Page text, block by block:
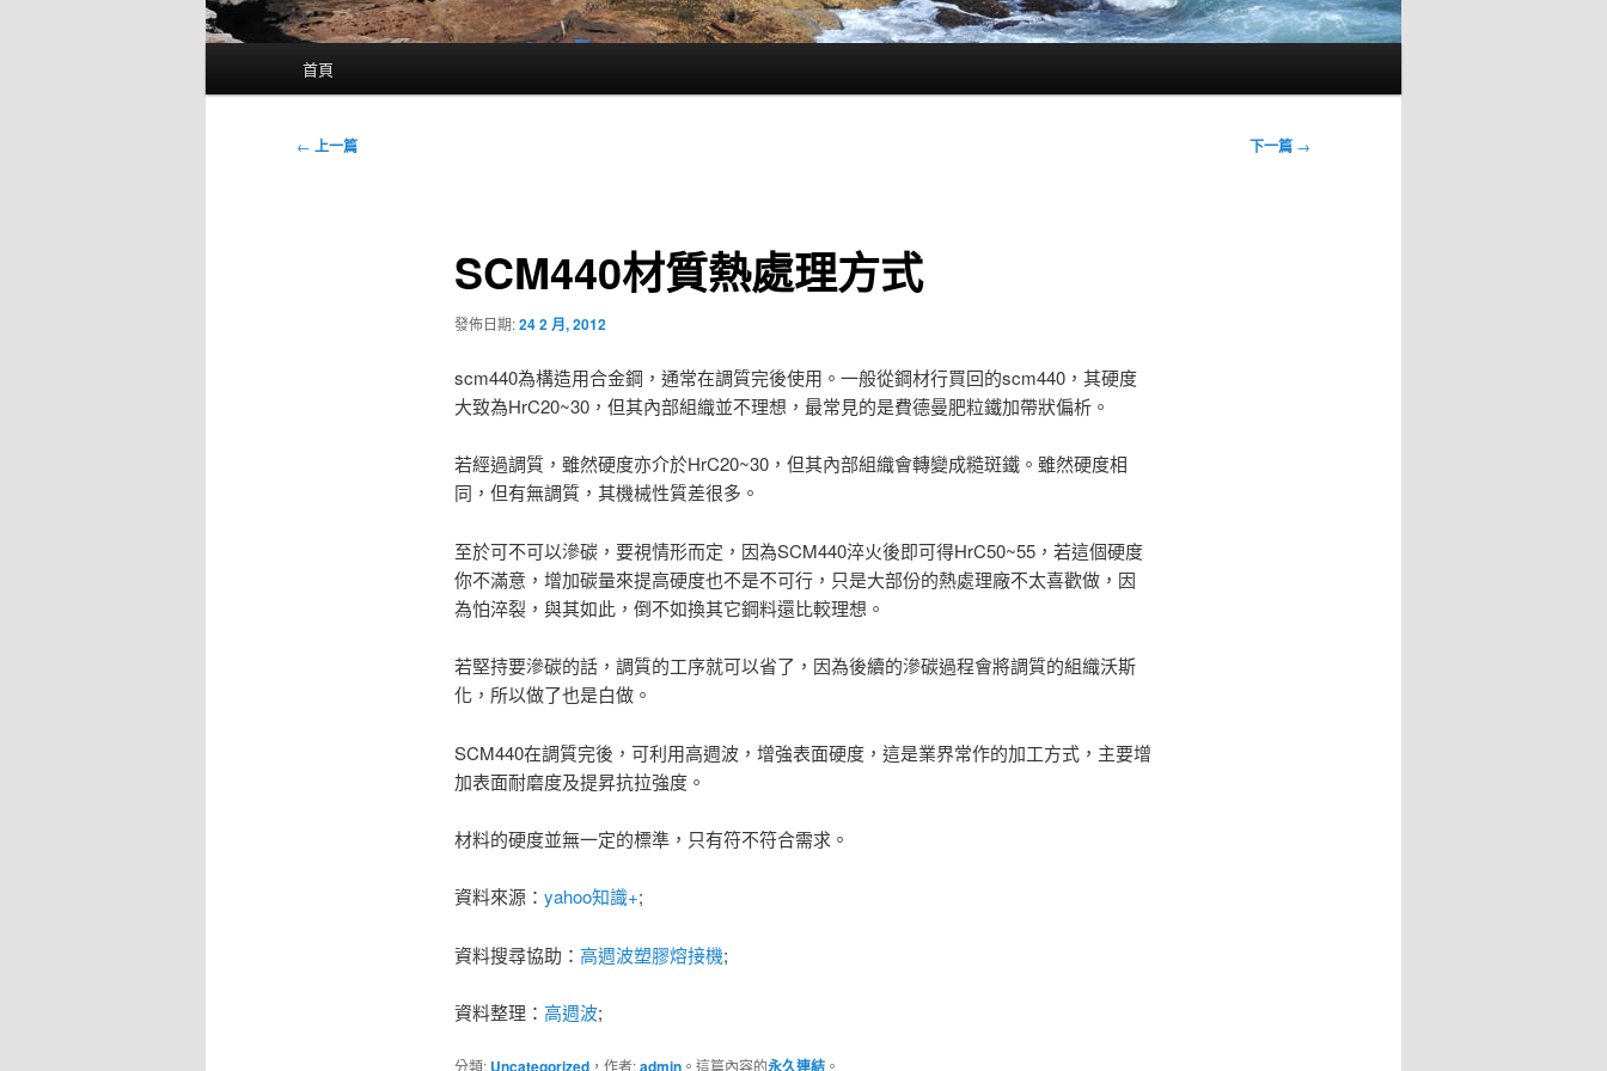
首頁
文
← 上一篇 下一篇 →
SCM440材質熱處理方式
發佈日期:24 2 月, 2012
scm440為構造用合金鋼，通常在調質完後使用。一般從鋼材行買回的scm440，其硬度
大致為HrC20~30，但其內部組織並不理想，最常見的是費德曼肥粒鐵加帶狀偏析。
若經過調質，雖然硬度亦介於HrC20~30，但其內部組織會轉變成糙斑鐵。雖然硬度相
同，但有無調質，其機械性質差很多。
至於可不可以滲碳，要視情形而定，因為SCM440淬火後即可得HrC50~55，若這個硬度
你不滿意，增加碳量來提高硬度也不是不可行，只是大部份的熱處理廠不太喜歡做，因
為怕淬裂，與其如此，倒不如換其它鋼料還比較理想。
若堅持要滲碳的話，調質的工序就可以省了，因為後續的滲碳過程會將調質的組織沃斯
化，所以做了也是白做。
SCM440在調質完後，可利用高週波，增強表面硬度，這是業界常作的加工方式，主要增
加表面耐磨度及提昇抗拉強度。
材料的硬度並無一定的標準，只有符不符合需求。
資料來源： yahoo知識+;
資料搜尋協助： 高週波塑膠熔接機;
資料整理： 高週波;
分類: ，作者: 。這篇內容的 。